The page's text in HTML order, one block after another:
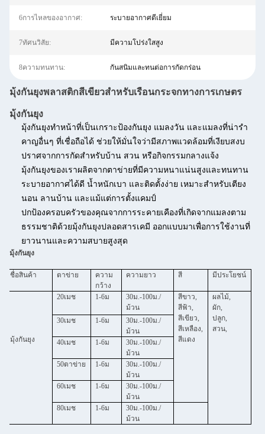
6การไหลของอากาศ: ระบายอากาศดีเยี่ยม
7ทัศนวิสัย: มีความโปร่งใสสูง
8ความทนทาน: กันสนิมและทนต่อการกัดกร่อน
มุ้งกันยุงพลาสติกสีเขียวสำหรับเรือนกระจกทางการเกษตร
มุ้งกันยุง
มุ้งกันยุงทำหน้าที่เป็นเกราะป้องกันยุง แมลงวัน และแมลงที่น่ารำ
คาญอื่นๆ ที่เชื่อถือได้ ช่วยให้มั่นใจว่ามีสภาพแวดล้อมที่เงียบสงบ
ปราศจากการกัดสำหรับบ้าน สวน หรือกิจกรรมกลางแจ้ง
มุ้งกันยุงของเราผลิตจากตาข่ายที่มีความหนาแน่นสูงและทนทาน
ระบายอากาศได้ดี น้ำหนักเบา และติดตั้งง่าย เหมาะสำหรับเตียง
นอน ลานบ้าน และแม้แต่การตั้งแคมป์
ปกป้องครอบครัวของคุณจากการระคายเคืองที่เกิดจากแมลงตาม
ธรรมชาติด้วยมุ้งกันยุงปลอดสารเคมี ออกแบบมาเพื่อการใช้งานที่
ยาวนานและความสบายสูงสุด
มุ้งกันยุง
ชื่อสินค้า ตาข่าย
ความ
กว้าง
ความยาว สี มีประโยชน์
มุ้งกันยุง
20เมช 1-6ม
30ม.-100ม./
ม้วน
สีขาว,
สีฟ้า,
สีเขียว,
สีเหลือง,
สีแดง
ผลไม้,
ผัก,
ปลูก,
สวน,
30เมช 1-6ม
30ม.-100ม./
ม้วน
40เมช
1-6ม
30ม.-100ม./
ม้วน
50ตาข่าย
1-6ม
30ม.-100ม./
ม้วน
60เมช
1-6ม
30ม.-100ม./
ม้วน
80เมช
1-6ม
30ม.-100ม./
ม้วน